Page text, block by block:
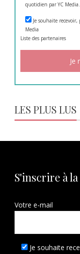
quotidien par YC Media.
Je souhaite
Media
Liste des partenaires
LES PLUS LUS
S'inscrire à
Votre e-mail
Je souhaite